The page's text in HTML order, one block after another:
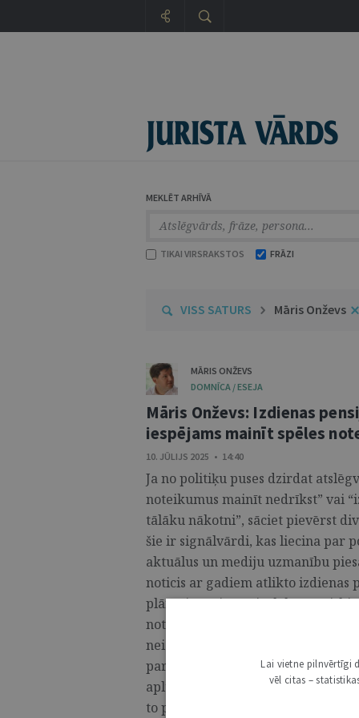
MEKLĒT ARHĪVĀ
TIKAI VIRSRAKSTOS FRĀZI
VISS SATURS Māris Onževs
MĀRIS ONŽEVS
DOMNĪCA / ESEJA
Māris Onževs: Izdienas
iespējams mainīt spēles
10. JŪLIJS 2025 • 14:40
Ja no politiķu puses dzirdat
noteikumus mainīt nedrīkst” vai
tālāku nākotni”, sāciet pievērst
šie ir signālvārdi, kas liecina par
aktuālus un mediju uzmanību
noticis ar gadiem atlikto izdienas
plānotie nu jau vairāk kosmētiski
noteikumu stabilitāti un izdienas
neietekmēšanu. Ņemot vērā, ka
par tiesisko paļāvību pietrūkst
aplūkoti iespējamie izdienas
to potenciālie tiesiskās paļāvības
Lai vietne pilnvērtīgi
vēl citas –